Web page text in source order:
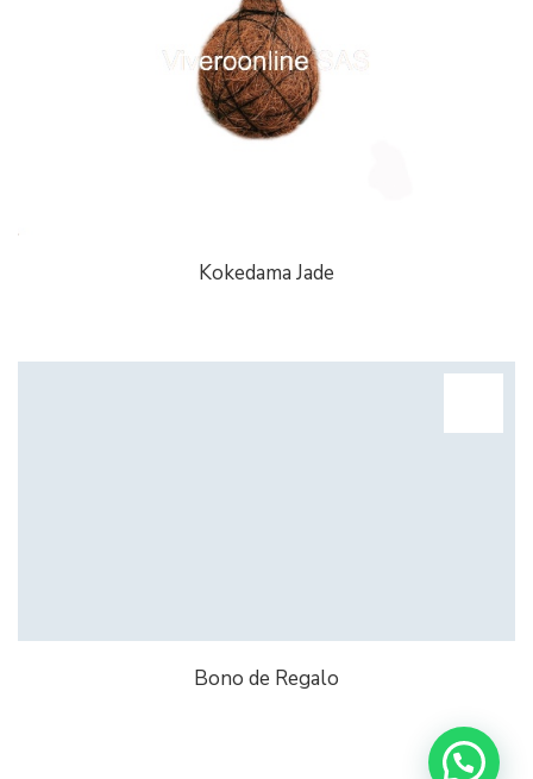
Kokedama Jade
Bono de Regalo